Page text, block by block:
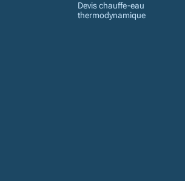
Devis chauffe-eau
thermodynamique